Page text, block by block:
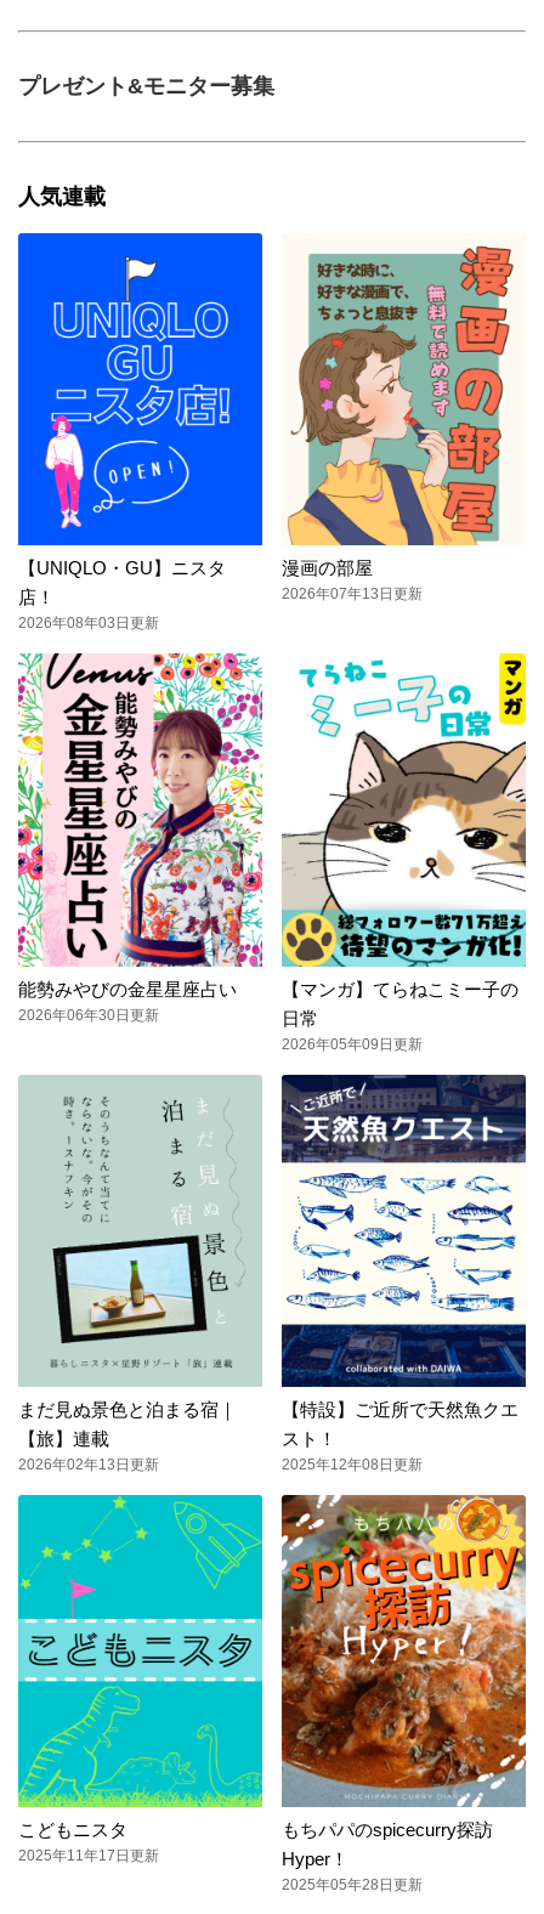
プレゼント&モニター募集
人気連載
【UNIQLO・GU】ニスタ
店！
2026年08年03日更新
漫画の部屋
2026年07年13日更新
能勢みやびの金星星座占い
2026年06年30日更新
【マンガ】てらねこミー子の
日常
2026年05年09日更新
まだ見ぬ景色と泊まる宿｜
【旅】連載
2026年02年13日更新
【特設】ご近所で天然魚クエ
スト！
2025年12年08日更新
こどもニスタ
2025年11年17日更新
もちパパのspicecurry探訪
Hyper！
2025年05年28日更新